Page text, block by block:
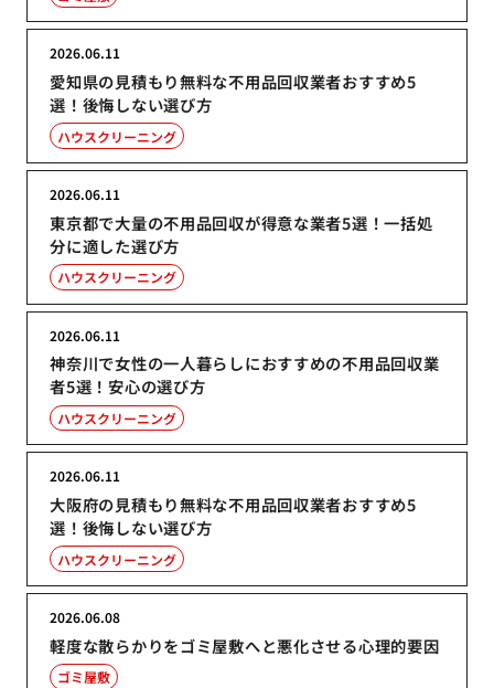
愛知県の見積もり無料な不用品回収業者おすすめ5
選！後悔しない選び方
2026.06.11
ハウスクリーニング
東京都で大量の不用品回収が得意な業者5選！一括処
分に適した選び方
2026.06.11
ハウスクリーニング
神奈川で女性の一人暮らしにおすすめの不用品回収業
者5選！安心の選び方
2026.06.11
ハウスクリーニング
大阪府の見積もり無料な不用品回収業者おすすめ5
選！後悔しない選び方
2026.06.11
ハウスクリーニング
軽度な散らかりをゴミ屋敷へと悪化させる心理的要因
2026.06.08
ゴミ屋敷